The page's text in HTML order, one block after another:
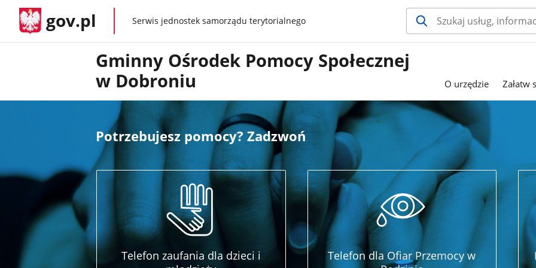
gov.pl gov.plSerwis jednostek samorządu terytorialnego
Gminny Ośrodek Pomocy Społecznej
w Dobroniu
O urzędzie Załatw
Potrzebujesz pomocy? Zadzwoń
Telefon zaufania dla dzieci i
Telefon dla Ofiar Przemocy w